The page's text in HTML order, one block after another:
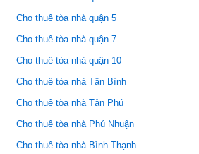
Cho thuê tòa nhà quận 5
Cho thuê tòa nhà quận 7
Cho thuê tòa nhà quận 10
Cho thuê tòa nhà Tân Bình
Cho thuê tòa nhà Tân Phú
Cho thuê tòa nhà Phú Nhuận
Cho thuê tòa nhà Bình Thạnh